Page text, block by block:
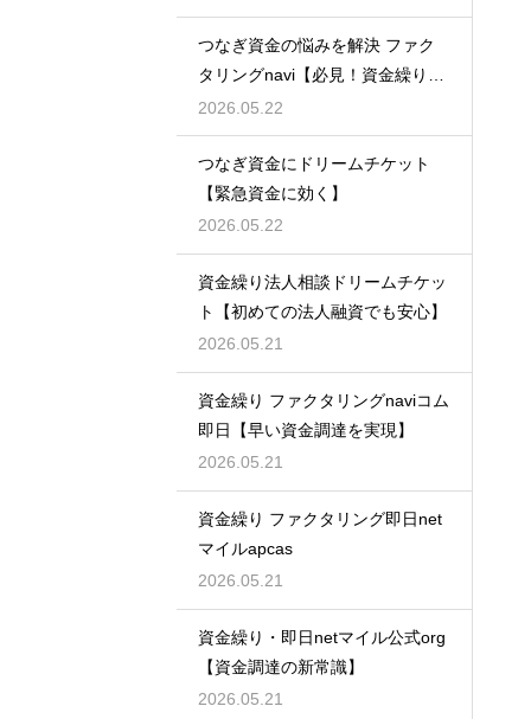
つなぎ資金の悩みを解決 ファク
タリングnavi【必見！資金繰り対
策】
2026.05.22
つなぎ資金にドリームチケット
【緊急資金に効く】
2026.05.22
資金繰り法人相談ドリームチケッ
ト【初めての法人融資でも安心】
2026.05.21
資金繰り ファクタリングnaviコム
即日【早い資金調達を実現】
2026.05.21
資金繰り ファクタリング即日net
マイルapcas
2026.05.21
資金繰り・即日netマイル公式org
【資金調達の新常識】
2026.05.21